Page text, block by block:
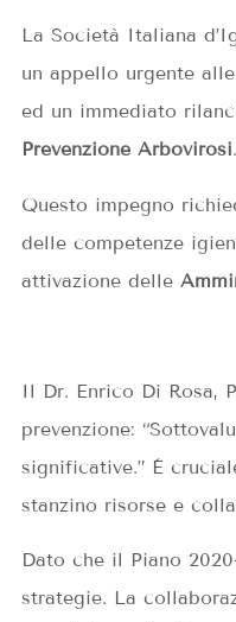
La Società Italiana
un appello urgente alle
ed un immediato
Prevenzione Arbovirosi.
Questo impegno
delle competenze
attivazione delle
Il Dr. Enrico Di Rosa,
prevenzione:
significative.” È
stanzino risorse e
Dato che il Piano
strategie. La